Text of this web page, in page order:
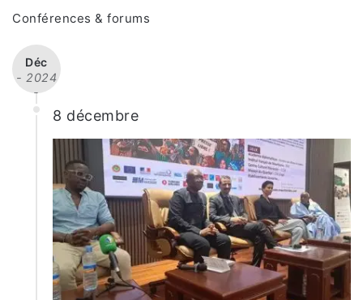
Conférences & forums
Déc
- 2024
-
8 décembre